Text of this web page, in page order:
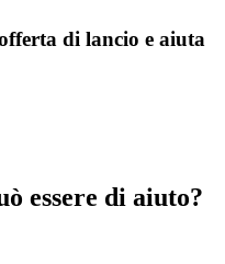
di lancio e aiuta
essere di aiuto?